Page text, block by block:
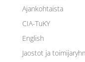
Ajankohtaista
CIA-TuKY
English
Jaostot ja